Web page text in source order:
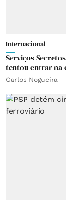
Internacional
Serviços
tentou entrar na
Carlos Nogueira